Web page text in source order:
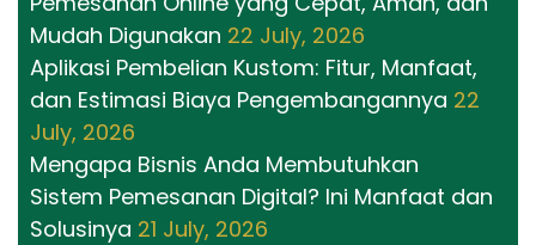
Mudah Digunakan 22 July, 2026
Aplikasi Pembelian Kustom: Fitur, Manfaat,
dan Estimasi Biaya Pengembangannya 22
July, 2026
Mengapa Bisnis Anda Membutuhkan
Sistem Pemesanan Digital? Ini Manfaat dan
Solusinya 21 July, 2026